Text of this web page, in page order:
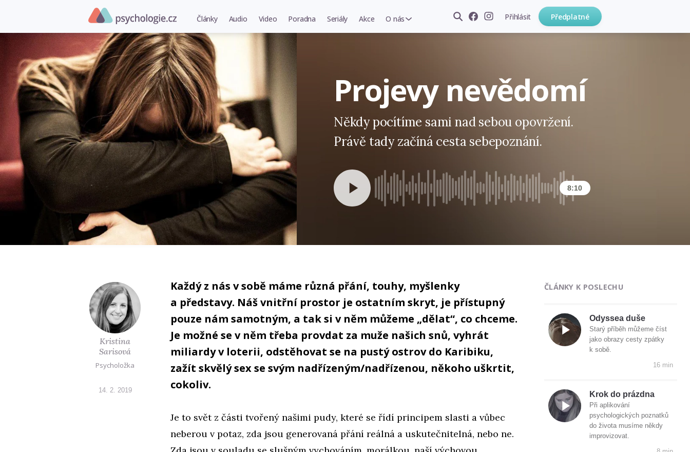
Články Audio Video Poradna Seriály Akce O nás Přihlásit Předplatné
Projevy nevědomí
Někdy pocítíme sami nad sebou opovržení.
Právě tady začíná cesta sebepoznání.
8:10
Kristina
Sarisová
Psycholožka
14. 2. 2019
Každý z nás v sobě máme různá přání, touhy, myšlenky
a představy. Náš vnitřní prostor je ostatním skryt, je přístupný
pouze nám samotným, a tak si v něm můžeme „dělat“, co chceme.
Je možné se v něm třeba provdat za muže našich snů, vyhrát
miliardy v loterii, odstěhovat se na pustý ostrov do Karibiku,
zažít skvělý sex se svým nadřízeným/nadřízenou, někoho uškrtit,
cokoliv.
Je to svět z části tvořený našimi pudy, které se řídí principem slasti a vůbec
neberou v potaz, zda jsou generovaná přání reálná a uskutečnitelná, nebo ne.
ČLÁNKY K POSLECHU
Odyssea duše
Starý příběh můžeme číst
jako obrazy cesty zpátky
k sobě.
16 min
Krok do prázdna
Při aplikování
psychologických poznatků
do života musíme někdy
improvizovat.